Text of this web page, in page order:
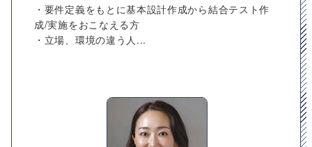
・要件定義をもとに基本設計作成から結合テスト作
成/実施をおこなえる方
・立場、環境の違う人...